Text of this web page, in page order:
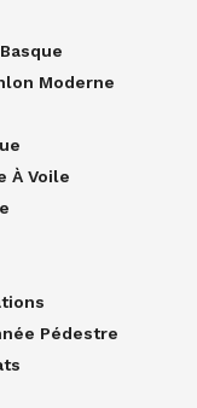
Moderne
À Voile
Pédestre